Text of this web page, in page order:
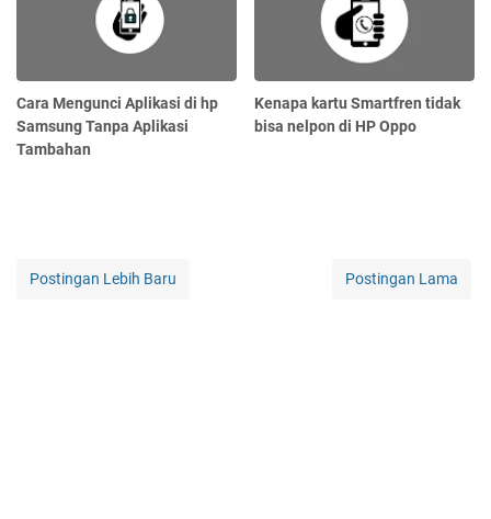
Cara Mengunci Aplikasi di hp
Samsung Tanpa Aplikasi
Tambahan
Kenapa kartu Smartfren tidak
bisa nelpon di HP Oppo
Postingan Lebih Baru Postingan Lama